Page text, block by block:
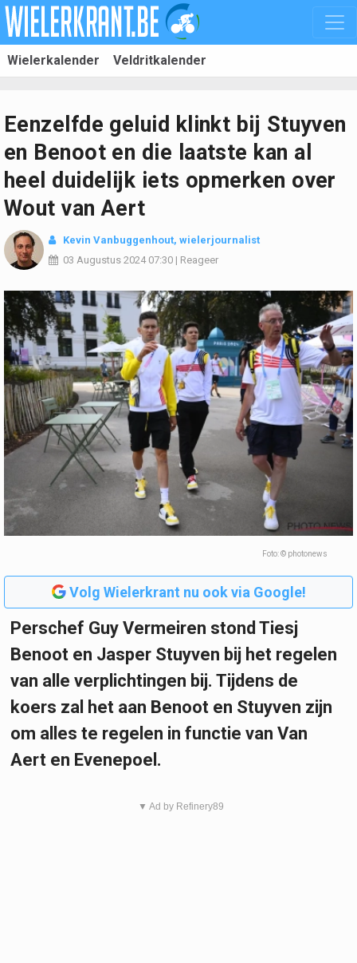
Wielerkalender Veldritkalender
Eenzelfde geluid klinkt bij Stuyven
en Benoot en die laatste kan al
heel duidelijk iets opmerken over
Wout van Aert
Kevin Vanbuggenhout, wielerjournalist
03 Augustus 202407:30 | Reageer
Foto: © photonews
Volg Wielerkrant nu ook via Google!
Perschef Guy Vermeiren stond Tiesj
Benoot en Jasper Stuyven bij het regelen
van alle verplichtingen bij. Tijdens de
koers zal het aan Benoot en Stuyven zijn
om alles te regelen in functie van Van
Aert en Evenepoel.
▼ Ad by Refinery89